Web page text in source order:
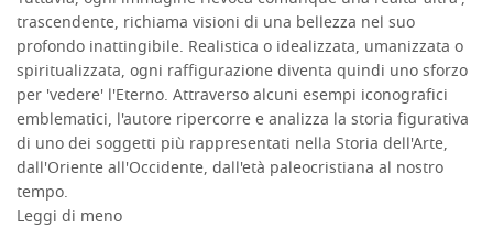
trascendente, richiama visioni di una bellezza nel suo
profondo inattingibile. Realistica o idealizzata, umanizzata o
spiritualizzata, ogni raffigurazione diventa quindi uno sforzo
per 'vedere' l'Eterno. Attraverso alcuni esempi iconografici
emblematici, l'autore ripercorre e analizza la storia figurativa
di uno dei soggetti più rappresentati nella Storia dell'Arte,
dall'Oriente all'Occidente, dall'età paleocristiana al nostro
tempo.
Leggi di meno